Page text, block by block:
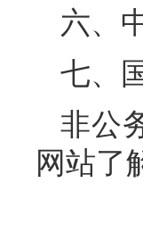
六、
七、
非公
网站了